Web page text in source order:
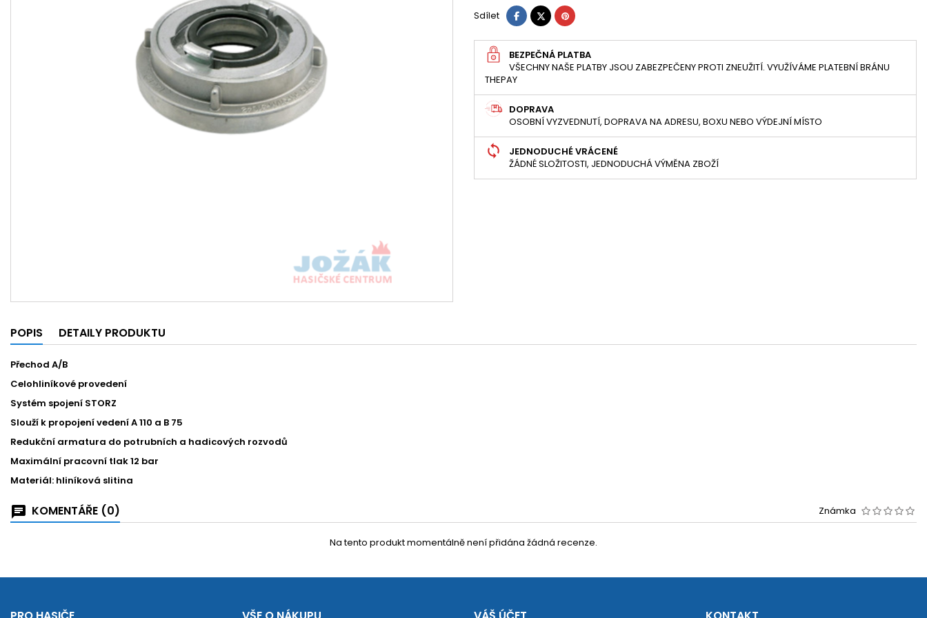
Sdílet SdíletTweetPinterest
BEZPEČNÁ PLATBA
VŠECHNY NAŠE PLATBY JSOU ZABEZPEČENY PROTI ZNEUŽITÍ. VYUŽÍVÁME PLATEBNÍ BRÁNU
THEPAY
DOPRAVA
OSOBNÍ VYZVEDNUTÍ, DOPRAVA NA ADRESU, BOXU NEBO VÝDEJNÍ MÍSTO
JEDNODUCHÉ VRÁCENÉ
ŽÁDNÉ SLOŽITOSTI, JEDNODUCHÁ VÝMĚNA ZBOŽÍ
POPIS DETAILY PRODUKTU
Přechod A/B
Celohliníkové provedení
Systém spojení STORZ
Slouží k propojení vedení A 110 a B 75
Redukční armatura do potrubních a hadicových rozvodů
Maximální pracovní tlak 12 bar
Materiál: hliníková slitina
KOMENTÁŘE (0) Známka
Na tento produkt momentálně není přidána žádná recenze.